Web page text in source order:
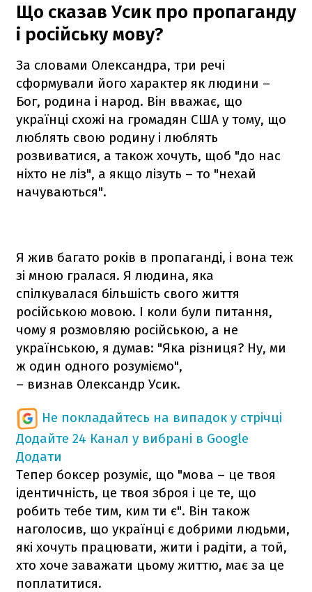
Що сказав Усик про пропаганду
і російську мову?
За словами Олександра, три речі
сформували його характер як людини –
Бог, родина і народ. Він вважає, що
українці схожі на громадян США у тому, що
люблять свою родину і люблять
розвиватися, а також хочуть, щоб "до нас
ніхто не ліз", а якщо лізуть – то "нехай
начуваються".
Я жив багато років в пропаганді, і вона теж
зі мною гралася. Я людина, яка
спілкувалася більшість свого життя
російською мовою. І коли були питання,
чому я розмовляю російською, а не
українською, я думав: "Яка різниця? Ну, ми
ж один одного розуміємо",
– визнав Олександр Усик.
Не покладайтесь на випадок у стрічці
Додайте 24 Канал у вибрані в Google
Додати
Тепер боксер розуміє, що "мова – це твоя
ідентичність, це твоя зброя і це те, що
робить тебе тим, ким ти є". Він також
наголосив, що українці є добрими людьми,
які хочуть працювати, жити і радіти, а той,
хто хоче заважати цьому життю, має за це
поплатитися.